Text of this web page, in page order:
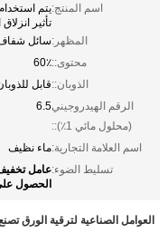
اسم المنتج:يتم
تأثير
المظهر:سائل
محتوى::60٪
الذوبان::قابل
الرقم الهيدروجيني
(محلول مائي 1٪)::
6.5
اسم العلامة التجارية:ماء نظيف
تسليط الضوء:عامل
الحصول على
العوامل الصناعية لترقية الورق